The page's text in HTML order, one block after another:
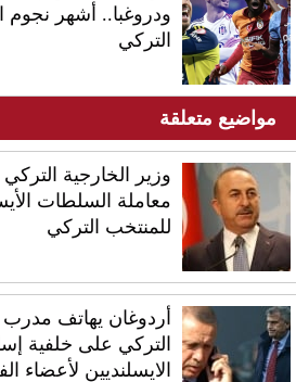
ودروغبا.. أشهر نجوم
التركي
مواضيع متعلقة
وزير الخارجية
معاملة السلطات
للمنتخب التركي
أردوغان يهاتف مدرب
التركي على خلفية
الايسلنديين لأعضاء